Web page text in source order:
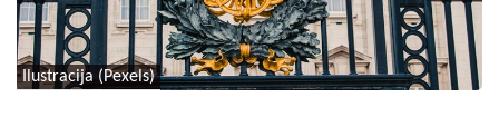
Ilustracija (Pexels)